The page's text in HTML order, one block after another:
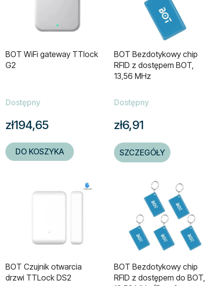
BOT WiFi gateway TTlock
G2
Dostępny
zł194,65
DO KOSZYKA
BOT Bezdotykowy chip
RFID z dostępem BOT,
13,56 MHz
Dostępny
zł6,91
SZCZEGÓŁY
BOT Czujnik otwarcia
drzwi TTLock DS2
BOT Bezdotykowy chip
RFID z dostępem do BOT,